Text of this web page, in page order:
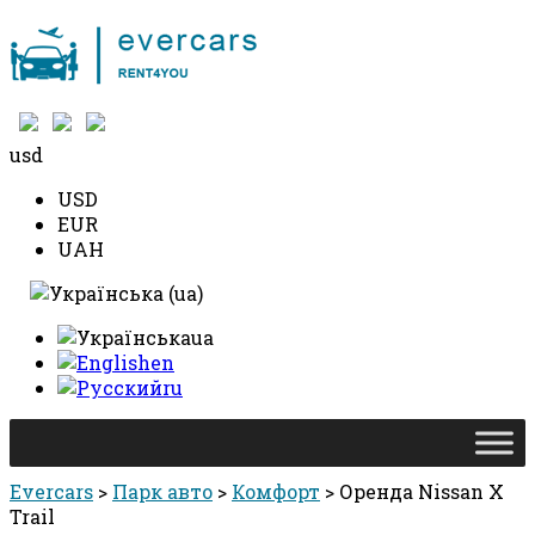
usd
USD
EUR
UAH
ua
en
ru
Evercars > Парк авто > Комфорт > Оренда Nissan X
Trail